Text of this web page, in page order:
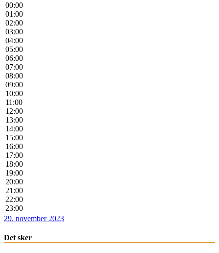
00:00
01:00
02:00
03:00
04:00
05:00
06:00
07:00
08:00
09:00
10:00
11:00
12:00
13:00
14:00
15:00
16:00
17:00
18:00
19:00
20:00
21:00
22:00
23:00
29. november 2023
Det sker